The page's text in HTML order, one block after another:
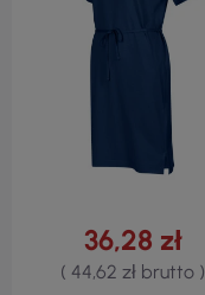
36,28 zł
( 44,62 zł brutto )